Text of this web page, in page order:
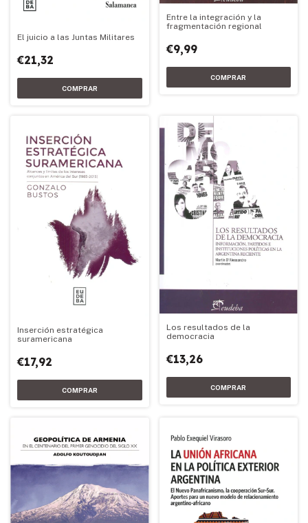
El juicio a las Juntas Militares
€21,32
Entre la integración y la
fragmentación regional
€9,99
Inserción estratégica
suramericana
€17,92
Los resultados de la
democracia
€13,26